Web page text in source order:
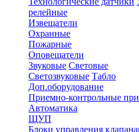
релейные
Извещатели
Охранные
Пожарные
Оповещатели
Звуковые Световые
Светозвуковые Табло
Доп.оборудование
Приемно-контрольные
Автоматика
ЩУП
Блоки управления